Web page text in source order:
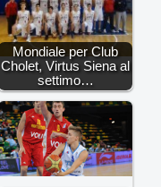
Mondiale per Club
Cholet, Virtus Siena al
settimo…